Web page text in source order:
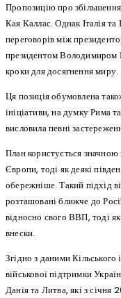
Пропозицію про
Кая Каллас. Однак Італія та
переговорів між
президентом Володимиром
кроки для досягнення миру.
Ця позиція обумовлена
ініціативи, на думку Рима
висловила певні
План користується значною
Європи, тоді як деякі
обережніше. Такий підхід
розташовані ближче до
відносно свого ВВП, тоді
внески.
Згідно з даними Кільського
військової підтримки
Данія та Литва, які з